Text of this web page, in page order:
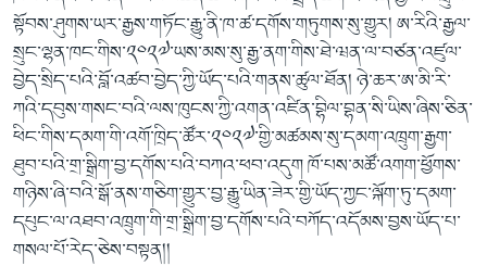
སྟོབས་ཤུགས་ཡར་རྒྱས་གཏོང་རྒྱུ་ནི་ཁ་ཚ་དགོས་གཏུགས་སུ་གྱུར། ཨ་རིའི་རྒྱལ་
སྲུང་ལྷན་ཁང་གིས་༢༠༢༧་ཡས་མས་སུ་རྒྱ་ནག་གིས་ཐེ་ཝན་ལ་བཙན་འཛུལ་
བྱེད་སྲིད་པའི་བློ་འཚབ་བྱེད་ཀྱི་ཡོད་པའི་གནས་ཚུལ་ཐོན། ཉེ་ཆར་ཨ་མི་རི་
ཀའི་དབུས་གསང་བའི་ལས་ཁུངས་ཀྱི་འགན་འཛིན་བྷིལ་བྷན་སི་ཡིས་ཞིས་ཅིན་
ཕིང་གིས་དམག་གི་འགོ་ཁྲིད་ཚོར་༢༠༢༧་གྱི་མཚམས་སུ་དམག་འཁྲུག་རྒྱག་
ཐུབ་པའི་གྲ་སྒྲིག་བྱ་དགོས་པའི་བཀའ་ཕབ་འདུག ཁོ་པས་མཚོ་འགག་ཕྱོགས་
གཉིས་ཞི་བའི་སྒོ་ནས་གཅིག་གྱུར་བྱ་རྒྱུ་ཡིན་ཟེར་གྱི་ཡོད་ཀྱང་ལྐོག་ཏུ་དམག་
དཔུང་ལ་འཐབ་འཁྲུག་གི་གྲ་སྒྲིག་བྱ་དགོས་པའི་བཀོད་འདོམས་བྱས་ཡོད་པ་
གསལ་པོ་རེད་ཅེས་བསྟན།།